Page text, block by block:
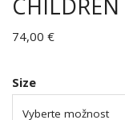
74,00 €
Size